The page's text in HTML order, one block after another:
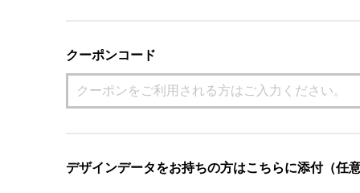
クーポンコード
デザインデータをお持ちの方はこちらに添付（任